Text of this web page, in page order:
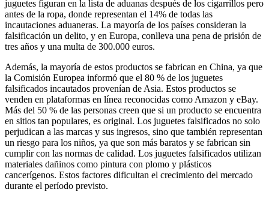
juguetes figuran en la lista de aduanas después de los cigarrillos pero
antes de la ropa, donde representan el 14% de todas las
incautaciones aduaneras. La mayoría de los países consideran la
falsificación un delito, y en Europa, conlleva una pena de prisión de
tres años y una multa de 300.000 euros.
Además, la mayoría de estos productos se fabrican en China, ya que
la Comisión Europea informó que el 80 % de los juguetes
falsificados incautados provenían de Asia. Estos productos se
venden en plataformas en línea reconocidas como Amazon y eBay.
Más del 50 % de las personas creen que si un producto se encuentra
en sitios tan populares, es original. Los juguetes falsificados no solo
perjudican a las marcas y sus ingresos, sino que también representan
un riesgo para los niños, ya que son más baratos y se fabrican sin
cumplir con las normas de calidad. Los juguetes falsificados utilizan
materiales dañinos como pintura con plomo y plásticos
cancerígenos. Estos factores dificultan el crecimiento del mercado
durante el período previsto.